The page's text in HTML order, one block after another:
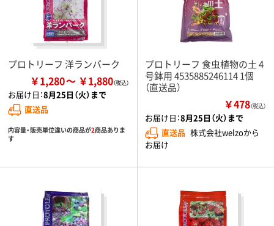
プロトリーフ 洋ランバーク
￥1,280 ￥1,880
お届け日：8月25日（火）まで
直送品
内容量・販売単位違いの商品が2商品ありま
す
プロトリーフ 食虫植物の土 4
号鉢用 4535885246114 1個
（直送品）
￥478（税込）
お届け日：8月25日（火）まで
直送品 株式会社welzoから
お届け